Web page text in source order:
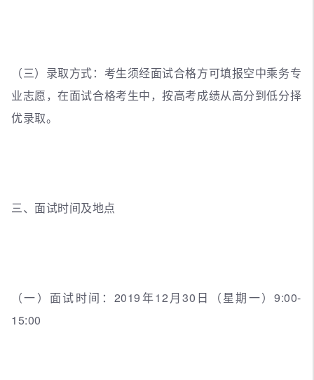
（三）录取方式：考生须经面试合格方可填报空中乘务专
业志愿，在面试合格考生中，按高考成绩从高分到低分择
优录取。
三、面试时间及地点
（一）面试时间：2019年12月30日（星期一）9:00-
15:00